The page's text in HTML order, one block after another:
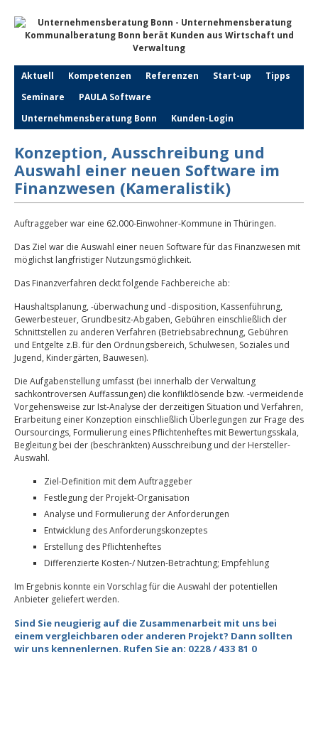
Aktuell Kompetenzen Referenzen Start-up
Tipps
Seminare
PAULA Software
Unternehmensberatung Bonn
Kunden-Login
Konzeption, Ausschreibung und
Auswahl einer neuen Software im
Finanzwesen (Kameralistik)
Auftraggeber war eine 62.000-Einwohner-Kommune in Thüringen.
Das Ziel war die Auswahl einer neuen Software für das Finanzwesen mit
möglichst langfristiger Nutzungsmöglichkeit.
Das Finanzverfahren deckt folgende Fachbereiche ab:
Haushaltsplanung, -überwachung und -disposition, Kassenführung,
Gewerbesteuer, Grundbesitz-Abgaben, Gebühren einschließlich der
Schnittstellen zu anderen Verfahren (Betriebsabrechnung, Gebühren
und Entgelte z.B. für den Ordnungsbereich, Schulwesen, Soziales und
Jugend, Kindergärten, Bauwesen).
Die Aufgabenstellung umfasst (bei innerhalb der Verwaltung
sachkontroversen Auffassungen) die konfliktlösende bzw. -vermeidende
Vorgehensweise zur Ist-Analyse der derzeitigen Situation und Verfahren,
Erarbeitung einer Konzeption einschließlich Überlegungen zur Frage des
Oursourcings, Formulierung eines Pflichtenheftes mit Bewertungsskala,
Begleitung bei der (beschränkten) Ausschreibung und der Hersteller-
Auswahl.
Ziel-Definition mit dem Auftraggeber
Festlegung der Projekt-Organisation
Analyse und Formulierung der Anforderungen
Entwicklung des Anforderungskonzeptes
Erstellung des Pflichtenheftes
Differenzierte Kosten-/ Nutzen-Betrachtung; Empfehlung
Im Ergebnis konnte ein Vorschlag für die Auswahl der potentiellen
Anbieter geliefert werden.
Sind Sie neugierig auf die Zusammenarbeit mit uns bei
einem vergleichbaren oder anderen Projekt? Dann sollten
wir uns kennenlernen. Rufen Sie an: 0228 / 433 81 0